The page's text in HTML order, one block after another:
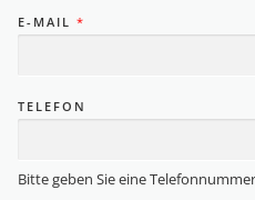
E-MAIL *
TELEFON
Bitte geben Sie eine